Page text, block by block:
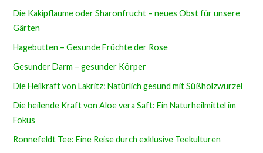
Die Kakipflaume oder Sharonfrucht – neues Obst für unsere
Gärten
Hagebutten – Gesunde Früchte der Rose
Gesunder Darm – gesunder Körper
Die Heilkraft von Lakritz: Natürlich gesund mit Süßholzwurzel
Die heilende Kraft von Aloe vera Saft: Ein Naturheilmittel im
Fokus
Ronnefeldt Tee: Eine Reise durch exklusive Teekulturen